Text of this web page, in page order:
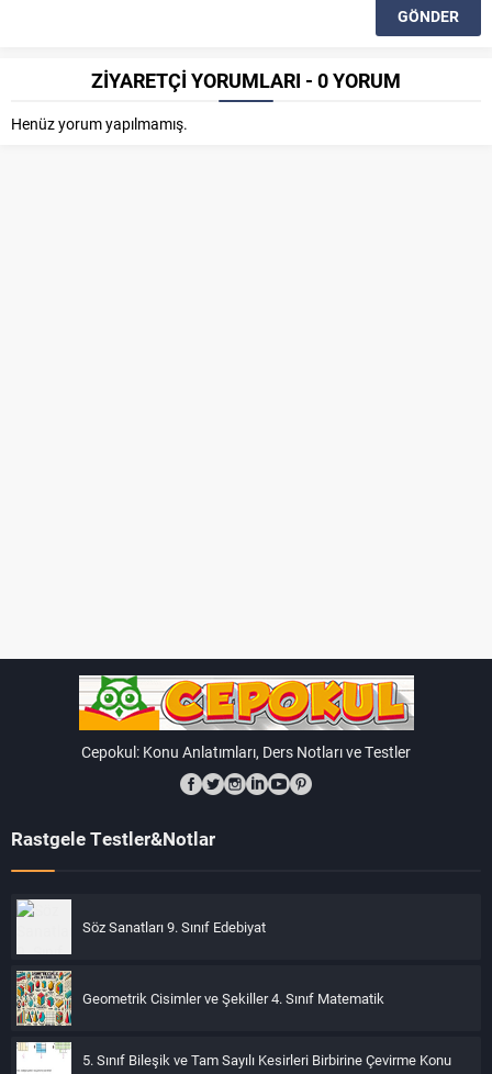
ZİYARETÇİ YORUMLARI - 0 YORUM
Henüz yorum yapılmamış.
Cepokul: Konu Anlatımları, Ders Notları ve Testler
Rastgele Testler&Notlar
Söz Sanatları 9. Sınıf Edebiyat
Geometrik Cisimler ve Şekiller 4. Sınıf Matematik
5. Sınıf Bileşik ve Tam Sayılı Kesirleri Birbirine Çevirme Konu